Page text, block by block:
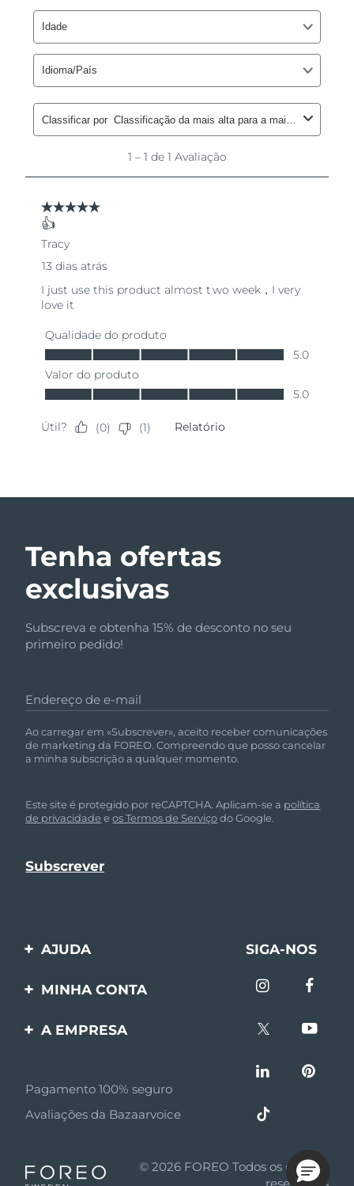
Tenha ofertas
exclusivas
Subscreva e obtenha 15% de desconto no seu
primeiro pedido!
Endereço de e-mail
Ao carregar em «Subscrever», aceito receber comunicações
de marketing da FOREO. Compreendo que posso cancelar
a minha subscrição a qualquer momento.
Este site é protegido por reCAPTCHA. Aplicam-se a política
de privacidade eos Termos de Serviçodo Google.
AJUDA
Entre em contato
SIGA-NOS
MINHA CONTA
Registro de produto
A EMPRESA
Afiliados
Notícias de afiliados
Parceiro minoritário
Pagamento 100% seguro
Avaliações da Bazaarvoice
© 2026 FOREO Todos os direitos